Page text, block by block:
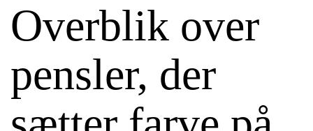
Overblik over
pensler, der